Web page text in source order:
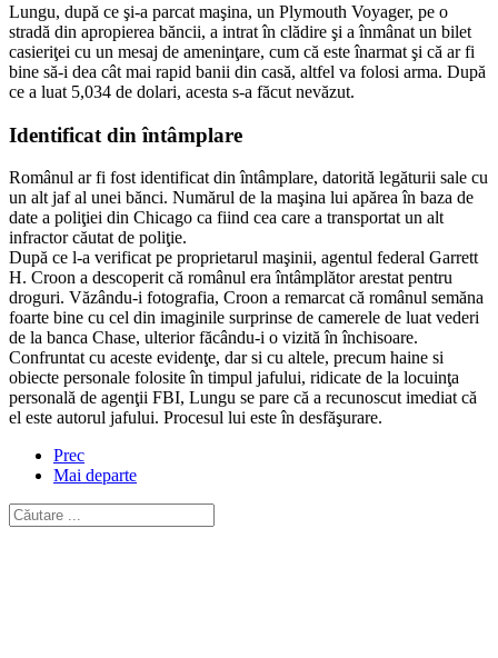
Lungu, după ce şi-a parcat maşina, un Plymouth Voyager, pe o
stradă din apropierea băncii, a intrat în clădire şi a înmânat un bilet
casieriţei cu un mesaj de ameninţare, cum că este înarmat şi că ar fi
bine să-i dea cât mai rapid banii din casă, altfel va folosi arma. După
ce a luat 5,034 de dolari, acesta s-a făcut nevăzut.
Identificat din întâmplare
Românul ar fi fost identificat din întâmplare, datorită legăturii sale cu
un alt jaf al unei bănci. Numărul de la maşina lui apărea în baza de
date a poliţiei din Chicago ca fiind cea care a transportat un alt
infractor căutat de poliţie.
După ce l-a verificat pe proprietarul maşinii, agentul federal Garrett
H. Croon a descoperit că românul era întâmplător arestat pentru
droguri. Văzându-i fotografia, Croon a remarcat că românul semăna
foarte bine cu cel din imaginile surprinse de camerele de luat vederi
de la banca Chase, ulterior făcându-i o vizită în închisoare.
Confruntat cu aceste evidenţe, dar si cu altele, precum haine si
obiecte personale folosite în timpul jafului, ridicate de la locuinţa
personală de agenţii FBI, Lungu se pare că a recunoscut imediat că
el este autorul jafului. Procesul lui este în desfăşurare.
Prec
Mai departe